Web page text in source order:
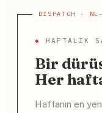
◆ HAFTALIK
Bir
Her
Haftanın en